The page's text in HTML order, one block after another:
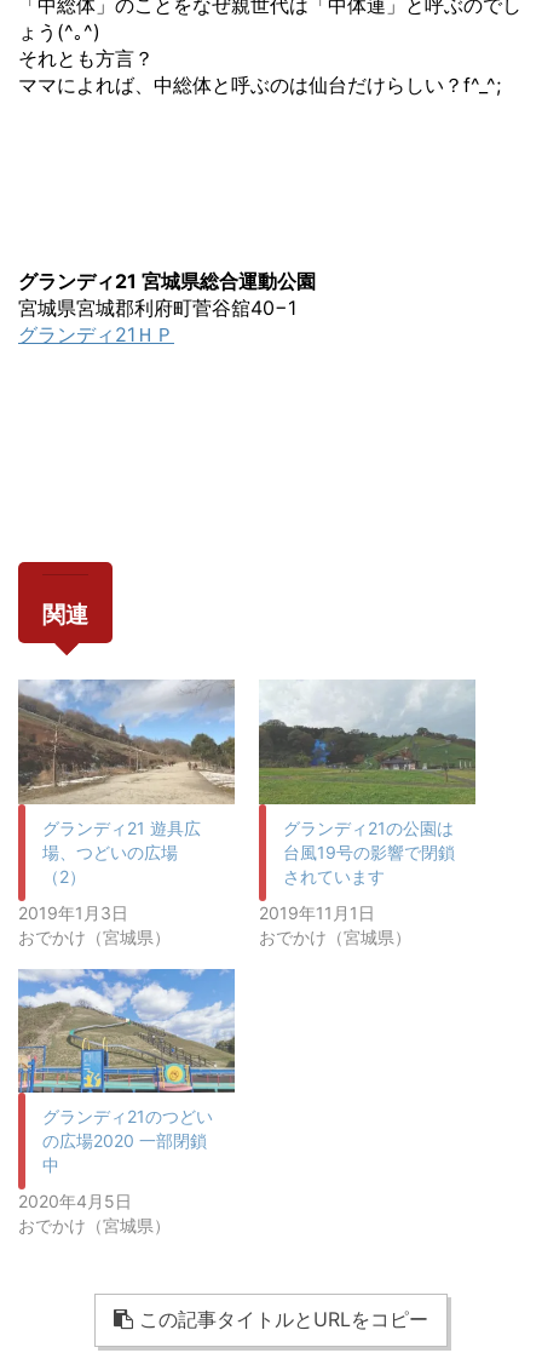
「中総体」のことをなぜ親世代は「中体連」と呼ぶのでし
ょう(^｡^)
それとも方言？
ママによれば、中総体と呼ぶのは仙台だけらしい？f^_^;
グランディ21 宮城県総合運動公園
宮城県宮城郡利府町菅谷舘40−1
グランディ21ＨＰ
関連
グランディ21 遊具広
場、つどいの広場
（2）
2019年1月3日
おでかけ（宮城県）
グランディ21の公園は
台風19号の影響で閉鎖
されています
2019年11月1日
おでかけ（宮城県）
グランディ21のつどい
の広場2020 一部閉鎖
中
2020年4月5日
おでかけ（宮城県）
この記事タイトルとURLをコピー